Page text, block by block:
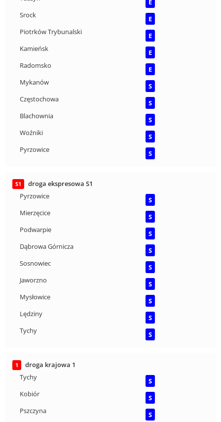
E
Srock
E
Piotrków Trybunalski
E
Kamieńsk
E
Radomsko
E
Mykanów
S
Częstochowa
S
Blachownia
S
Woźniki
S
Pyrzowice
S
S1
droga ekspresowa S1
Pyrzowice
S
Mierzęcice
S
Podwarpie
S
Dąbrowa Górnicza
S
Sosnowiec
S
Jaworzno
S
Mysłowice
S
Lędziny
S
Tychy
S
1
droga krajowa 1
Tychy
S
Kobiór
S
Pszczyna
S